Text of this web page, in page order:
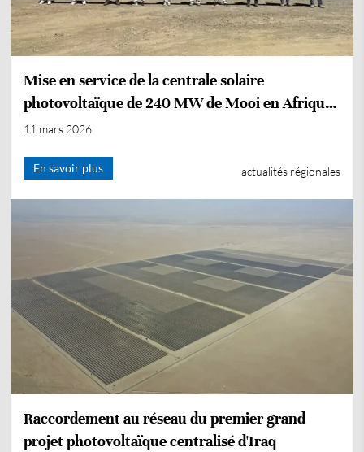
Mise en service de la centrale solaire
photovoltaïque de 240 MW de Mooi en Afrique
du Sud
11 mars 2026
En savoir plus actualités régionales
Raccordement au réseau du premier grand
projet photovoltaïque centralisé d'Iraq